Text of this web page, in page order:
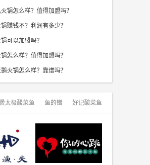
锅怎么样？值得加盟吗？
赚钱不？利润有多少？
可以加盟吗？
怎么样？值得加盟吗？
火锅怎么样？靠谱吗？
太极酸菜鱼 鱼的错 好记酸菜鱼